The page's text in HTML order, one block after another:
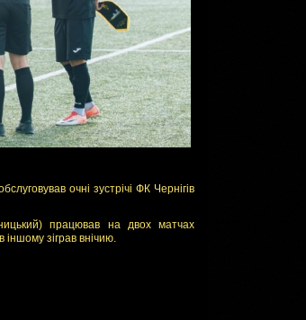
очні зустрічі ФК Чернігів
працював на двох матчах
зіграв внічию.